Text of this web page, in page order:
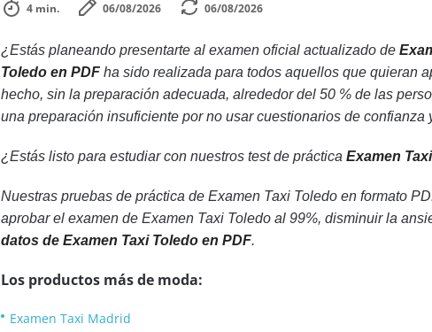
4 min. 06/08/2026 06/08/2026
¿Estás planeando presentarte al examen oficial actualizado de
Toledo en PDFha sido realizada para todos aquellos que quieran
hecho, sin la preparación adecuada, alrededor del 50 % de las
una preparación insuficiente por no usar cuestionarios de confianza
¿Estás listo para estudiar con nuestros test de práctica Examen
Nuestras pruebas de práctica de Examen Taxi Toledo en formato
aprobar el examen de Examen Taxi Toledo al 99%, disminuir la
datos de Examen Taxi Toledo en PDF.
Los productos más de moda:
Examen Taxi Madrid